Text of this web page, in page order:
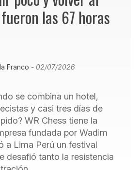
las 67 horas
Franco - 02/07/2026
se combina un hotel,
y casi tres días de
WR Chess tiene la
fundada por Wadim
a Lima Perú un festival
desafió tanto la resistencia